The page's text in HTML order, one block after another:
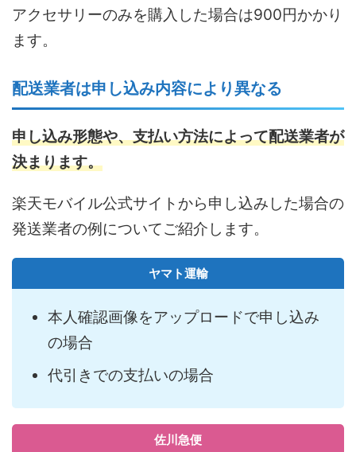
アクセサリーのみを購入した場合は900円かかり
ます。
配送業者は申し込み内容により異なる
申し込み形態や、支払い方法によって配送業者が
決まります。
楽天モバイル公式サイトから申し込みした場合の
発送業者の例についてご紹介します。
ヤマト運輸
本人確認画像をアップロードで申し込み
の場合
代引きでの支払いの場合
佐川急便